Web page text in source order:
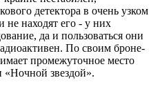
детектора в очень узком
не находят его - у них
да и пользоваться они
По своим броне-
промежуточное место
звездой».